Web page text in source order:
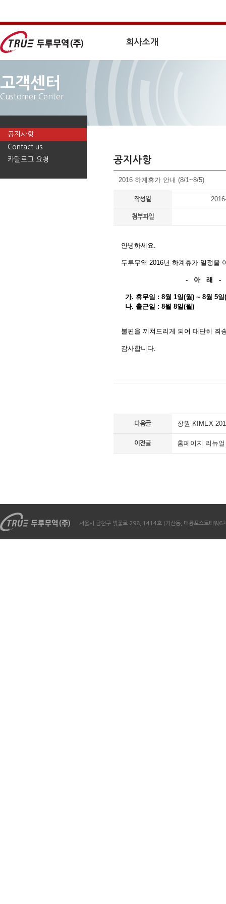
회사소개
고객센터
Customer Center
공지사항
Contact us
카탈로그 요청
공지사항
2016 하계휴가 안내 (8/1~8/5)
작성일
첨부파일
안녕하세요.
두루무역 2016년 하계휴가 일정을
- 아 래 -
가. 휴무일 : 8월 1일(월) ~ 8월 5
나. 출근일 : 8월 8일(월)
불편을 끼쳐드리게 되어 대단히 죄
감사합니다.
다음글 창원 KIMEX
이전글 홈페이지 리뉴
서울시 금천구 벚꽃로 298, 1414호 (가산동, 대륭포스트